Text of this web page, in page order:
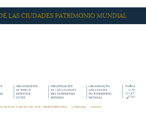
LAS CIUDADES PATRIMONIO MUNDIAL